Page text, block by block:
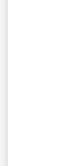
ZONE
Noms du
membres
La
[à
Des
Internet
Conseil